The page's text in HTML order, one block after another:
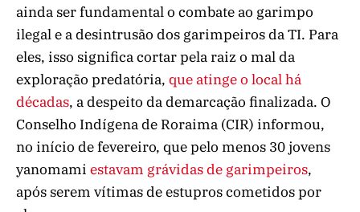
ainda ser fundamental o combate ao garimpo
ilegal e a desintrusão dos garimpeiros da TI. Para
eles, isso significa cortar pela raiz o mal da
exploração predatória, que atinge o local há
décadas, a despeito da demarcação finalizada. O
Conselho Indígena de Roraima (CIR) informou,
no início de fevereiro, que pelo menos 30 jovens
yanomami estavam grávidas de garimpeiros,
após serem vítimas de estupros cometidos por